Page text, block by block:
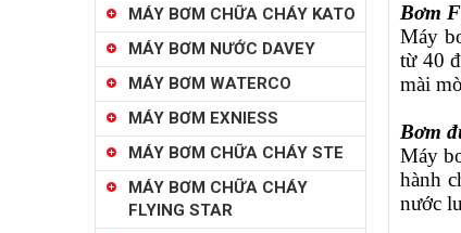
MÁY BƠM CHỮA CHÁY KATO
MÁY BƠM NƯỚC DAVEY
MÁY BƠM WATERCO
MÁY BƠM EXNIESS
MÁY BƠM CHỮA CHÁY STE
MÁY BƠM CHỮA CHÁY
FLYING STAR
Bơm
Máy
từ 40
mài
Bơm
Máy
hành
nước